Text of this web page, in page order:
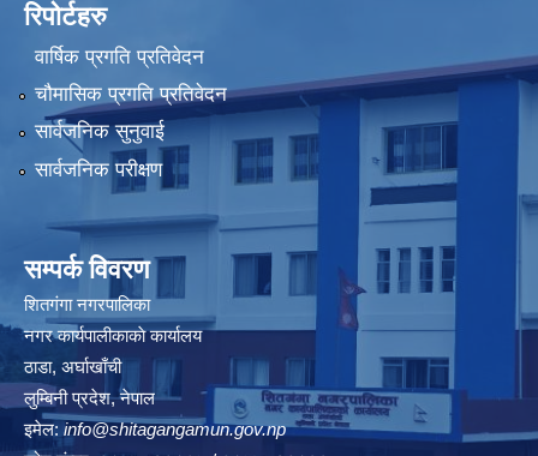
रिपोर्टहरु
वार्षिक प्रगति प्रतिवेदन
चौमासिक प्रगति प्रतिवेदन
सार्वजनिक सुनुवाई
सार्वजनिक परीक्षण
सम्पर्क विवरण
शितगंगा नगरपालिका
नगर कार्यपालीकाकाे कार्यालय
ठाडा, अर्घाखाँची
लुम्बिनी प्रदेश, नेपाल
इमेल: info@shitagangamun.gov.np